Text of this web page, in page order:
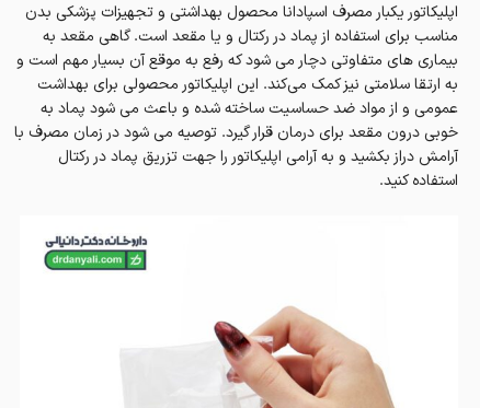
اپلیکاتور یکبار مصرف اسپادانا محصول بهداشتی و تجهیزات پزشکی بدن
مناسب برای استفاده از پماد در رکتال و یا مقعد است. گاهی مقعد به
بیماری های متفاوتی دچار می شود که رفع به موقع آن بسیار مهم است و
به ارتقا سلامتی نیز کمک می‌کند. این اپلیکاتور محصولی برای بهداشت
عمومی و از مواد ضد حساسیت ساخته شده و باعث می شود پماد به
خوبی درون مقعد برای درمان قرار گیرد. توصیه می شود در زمان مصرف با
آرامش دراز بکشید و به آرامی اپلیکاتور را جهت تزریق پماد در رکتال
استفاده کنید.